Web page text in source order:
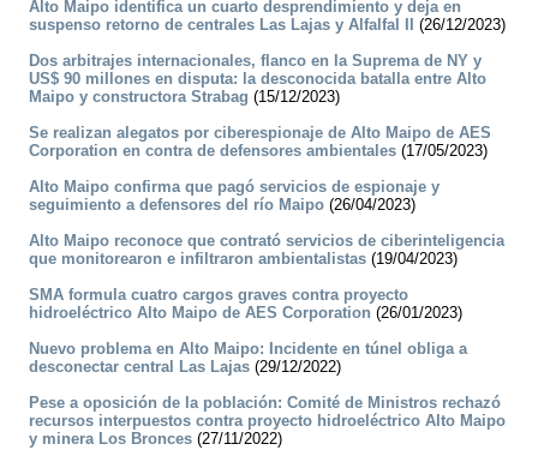
Alto Maipo identifica un cuarto desprendimiento y deja en
suspenso retorno de centrales Las Lajas y Alfalfal II
(26/12/2023)
Dos arbitrajes internacionales, flanco en la Suprema de NY y
US$ 90 millones en disputa: la desconocida batalla entre Alto
Maipo y constructora Strabag (15/12/2023)
Se realizan alegatos por ciberespionaje de Alto Maipo de AES
Corporation en contra de defensores ambientales (17/05/2023)
Alto Maipo confirma que pagó servicios de espionaje y
seguimiento a defensores del río Maipo (26/04/2023)
Alto Maipo reconoce que contrató servicios de ciberinteligencia
que monitorearon e infiltraron ambientalistas (19/04/2023)
SMA formula cuatro cargos graves contra proyecto
hidroeléctrico Alto Maipo de AES Corporation (26/01/2023)
Nuevo problema en Alto Maipo: Incidente en túnel obliga a
desconectar central Las Lajas (29/12/2022)
Pese a oposición de la población: Comité de Ministros rechazó
recursos interpuestos contra proyecto hidroeléctrico Alto Maipo
y minera Los Bronces (27/11/2022)